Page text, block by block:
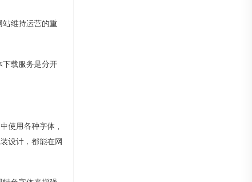
维持运营的重
载服务是分开
使用各种字体，
设计，都能在网